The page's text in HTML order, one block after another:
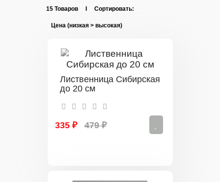
15 Товаров I Сортировать:
Лиственница Сибирская
до 20 см
335 ₽ 479 ₽